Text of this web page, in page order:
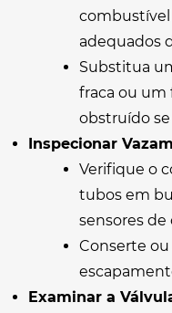
combustível
adequados
Substitua
fraca ou um
obstruído
Inspecionar
Verifique o
tubos em
sensores de
Conserte
Examinar a